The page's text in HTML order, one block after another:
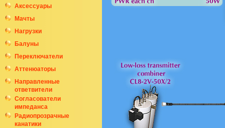
Аксессуары
Мачты
Нагрузки
Балуны
Переключатели
Аттенюаторы
Направленные
ответвители
Согласователи
импеданса
Радиопрозрачные
канатики